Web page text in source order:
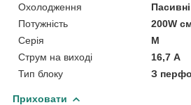
Охолодження
Пасивні
Потужність
200W
Серія
М
Струм на виході
16,7 А
Тип блоку
З
Приховати